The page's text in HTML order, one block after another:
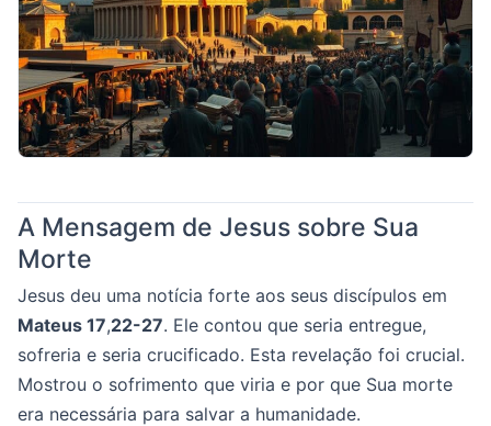
A Mensagem de Jesus sobre Sua
Morte
Jesus deu uma notícia forte aos seus discípulos em
Mateus 17,22-27. Ele contou que seria entregue,
sofreria e seria crucificado. Esta revelação foi crucial.
Mostrou o sofrimento que viria e por que Sua morte
era necessária para salvar a humanidade.